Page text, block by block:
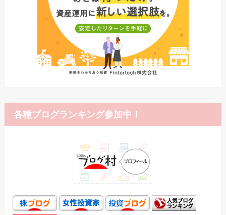
各種ブログランキング参加中！